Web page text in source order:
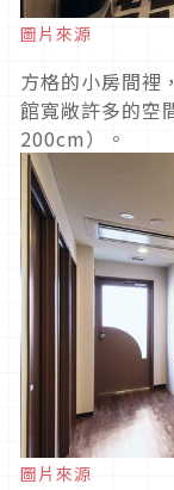
圖片來源
方格的小房間裡
館寬敞許多的空
200cm）。
圖片來源